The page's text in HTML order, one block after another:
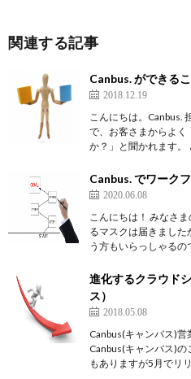
関連する記事
Canbus. ができる
2018.12.19
こんにちは。Canbus.
で、お客さまからよく
か？」と聞かれます。
Canbus. でワーク
2020.06.08
こんにちは！ みなさ
るマスクは届きまし
う方もいらっしゃる
進化するクラウド
ス）
2018.05.08
Canbus(キャンバス)
Canbus(キャンバス)
もありますが5月でリ